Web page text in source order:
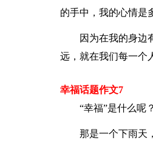
的手中，我的心情是
因为在我的身边
远，就在我们每一个
幸福话题作文7
“幸福”是什么呢
那是一个下雨天